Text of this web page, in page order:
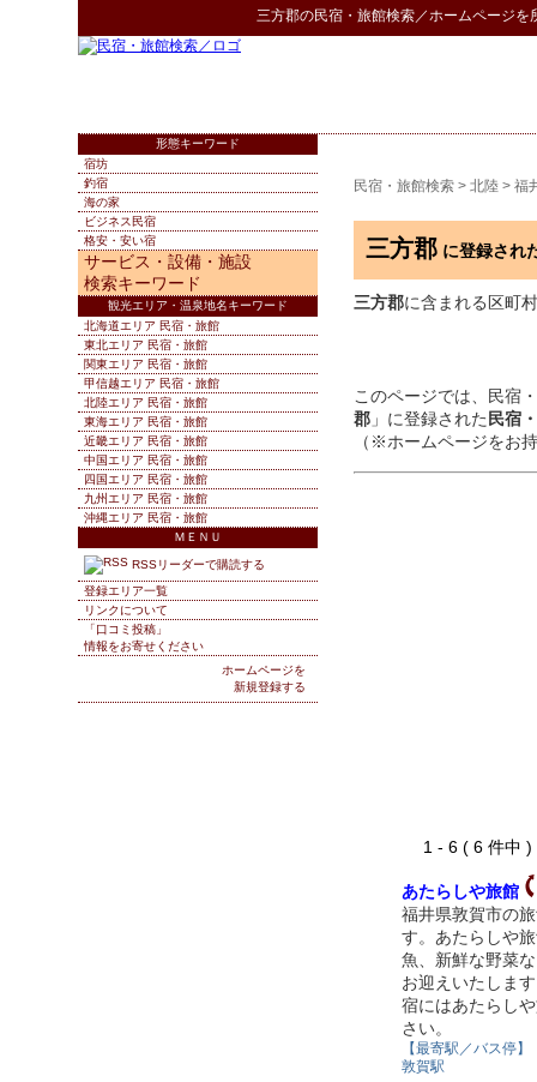
三方郡の民宿・旅館検索／ホームページを
民宿・旅館検索 > 北陸 > 福
三方郡 に登録され
三方郡に含まれる区町
このページでは、民宿
郡 」に登録された 民宿
（※ホームページをお
1 - 6 ( 6 件
あたらしや旅館
福井県敦賀市の
す。あたらしや
魚、新鮮な野菜
お迎えいたしま
宿にはあたらし
さい。
【最寄駅／バス停】
敦賀駅
形態キーワード
宿坊
釣宿
海の家
ビジネス民宿
格安・安い宿
サービス・設備・施設
検索キーワード
観光エリア・温泉地名キーワード
北海道エリア 民宿・旅館
東北エリア 民宿・旅館
関東エリア 民宿・旅館
甲信越エリア 民宿・旅館
北陸エリア 民宿・旅館
東海エリア 民宿・旅館
近畿エリア 民宿・旅館
中国エリア 民宿・旅館
四国エリア 民宿・旅館
九州エリア 民宿・旅館
沖縄エリア 民宿・旅館
ＭＥＮＵ
RSSリーダーで購読する
登録エリア一覧
リンクについて
「口コミ投稿」
情報をお寄せください
ホームページを
新規登録する